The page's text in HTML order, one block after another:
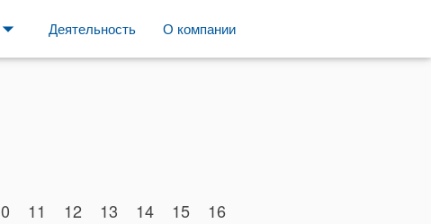
О компании
Деятельность
arrow_drop_down
11 12 13 14 15
16